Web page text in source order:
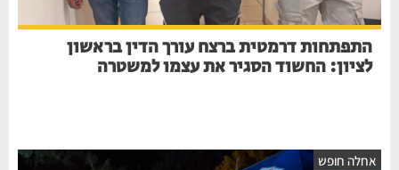
התפתחות דרמטית ברצח עורך הדין בראשון
לציון: החשוד הסגיר את עצמו למשטרה
חופש